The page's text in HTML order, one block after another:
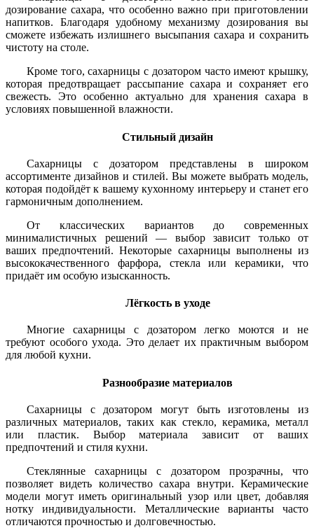
дозирование сахара, что особенно важно при приготовлении
напитков. Благодаря удобному механизму дозирования вы
сможете избежать излишнего высыпания сахара и сохранить
чистоту на столе.
Кроме того, сахарницы с дозатором часто имеют крышку,
которая предотвращает рассыпание сахара и сохраняет его
свежесть. Это особенно актуально для хранения сахара в
условиях повышенной влажности.
Стильный дизайн
Сахарницы с дозатором представлены в широком
ассортименте дизайнов и стилей. Вы можете выбрать модель,
которая подойдёт к вашему кухонному интерьеру и станет его
гармоничным дополнением.
От классических вариантов до современных
минималистичных решений — выбор зависит только от
ваших предпочтений. Некоторые сахарницы выполнены из
высококачественного фарфора, стекла или керамики, что
придаёт им особую изысканность.
Лёгкость в уходе
Многие сахарницы с дозатором легко моются и не
требуют особого ухода. Это делает их практичным выбором
для любой кухни.
Разнообразие материалов
Сахарницы с дозатором могут быть изготовлены из
различных материалов, таких как стекло, керамика, металл
или пластик. Выбор материала зависит от ваших
предпочтений и стиля кухни.
Стеклянные сахарницы с дозатором прозрачны, что
позволяет видеть количество сахара внутри. Керамические
модели могут иметь оригинальный узор или цвет, добавляя
нотку индивидуальности. Металлические варианты часто
отличаются прочностью и долговечностью.